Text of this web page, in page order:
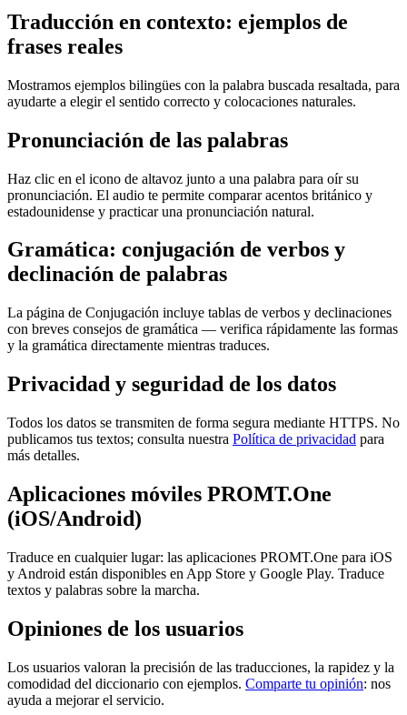
Traducción en contexto: ejemplos de
frases reales
Mostramos ejemplos bilingües con la palabra buscada resaltada, para
ayudarte a elegir el sentido correcto y colocaciones naturales.
Pronunciación de las palabras
Haz clic en el icono de altavoz junto a una palabra para oír su
pronunciación. El audio te permite comparar acentos británico y
estadounidense y practicar una pronunciación natural.
Gramática: conjugación de verbos y
declinación de palabras
La página de Conjugación incluye tablas de verbos y declinaciones
con breves consejos de gramática — verifica rápidamente las formas
y la gramática directamente mientras traduces.
Privacidad y seguridad de los datos
Todos los datos se transmiten de forma segura mediante HTTPS. No
publicamos tus textos; consulta nuestra Política de privacidad para
más detalles.
Aplicaciones móviles PROMT.One
(iOS/Android)
Traduce en cualquier lugar: las aplicaciones PROMT.One para iOS
y Android están disponibles en App Store y Google Play. Traduce
textos y palabras sobre la marcha.
Opiniones de los usuarios
Los usuarios valoran la precisión de las traducciones, la rapidez y la
comodidad del diccionario con ejemplos. Comparte tu opinión: nos
ayuda a mejorar el servicio.